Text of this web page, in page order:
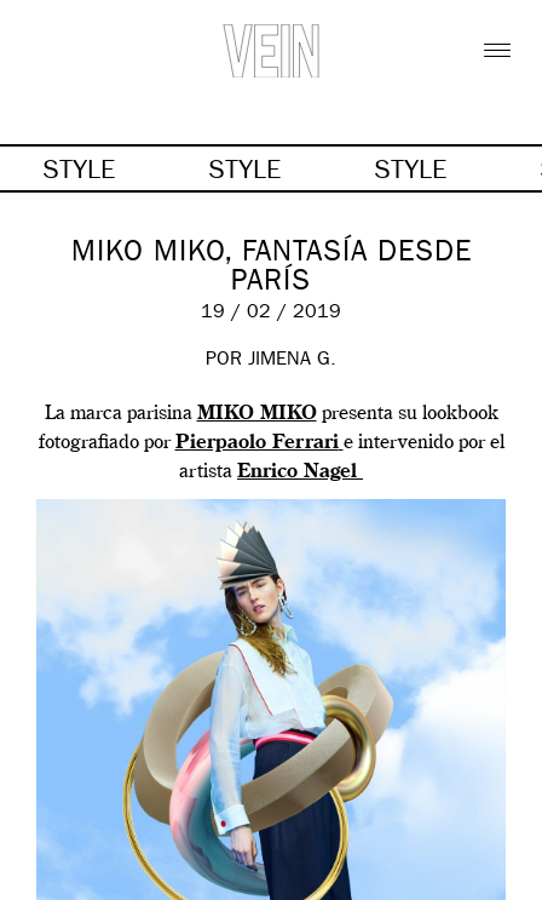
STYLE STYLE STYLE
MIKO MIKO, FANTASÍA DESDE
PARÍS
19 / 02 / 2019
POR JIMENA G.
La marca parisina MIKO MIKOpresenta su lookbook
fotografiado porPierpaolo Ferrari e intervenido por el
artista Enrico Nagel